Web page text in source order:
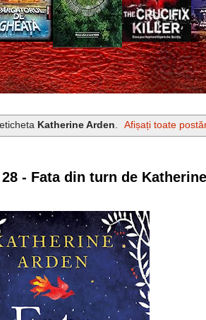
Katherine Arden. Afișați toate
- Fata din turn de Katherine